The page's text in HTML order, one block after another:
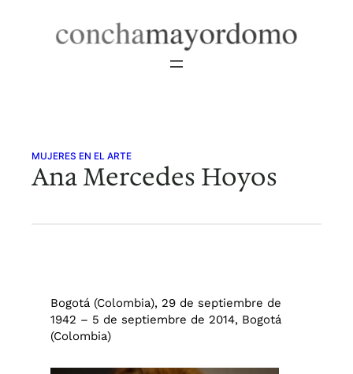
MUJERES EN EL ARTE
Ana Mercedes Hoyos
Bogotá (Colombia), 29 de septiembre de
1942 – 5 de septiembre de 2014, Bogotá
(Colombia)